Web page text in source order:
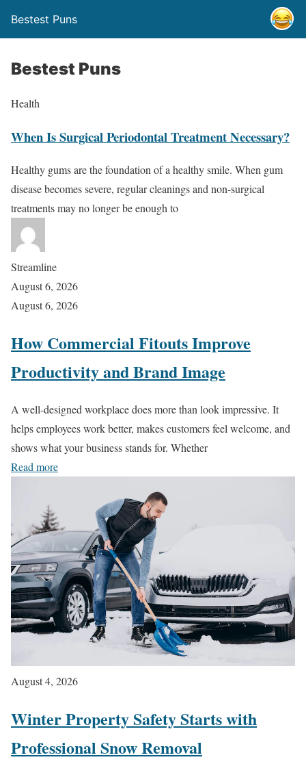
Bestest Puns
Bestest Puns
Health
When Is Surgical Periodontal Treatment Necessary?
Healthy gums are the foundation of a healthy smile. When gum
disease becomes severe, regular cleanings and non-surgical
treatments may no longer be enough to
Streamline
August 6, 2026
August 6, 2026
How Commercial Fitouts Improve
Productivity and Brand Image
A well-designed workplace does more than look impressive. It
helps employees work better, makes customers feel welcome, and
shows what your business stands for. Whether
Read more
August 4, 2026
Winter Property Safety Starts with
Professional Snow Removal